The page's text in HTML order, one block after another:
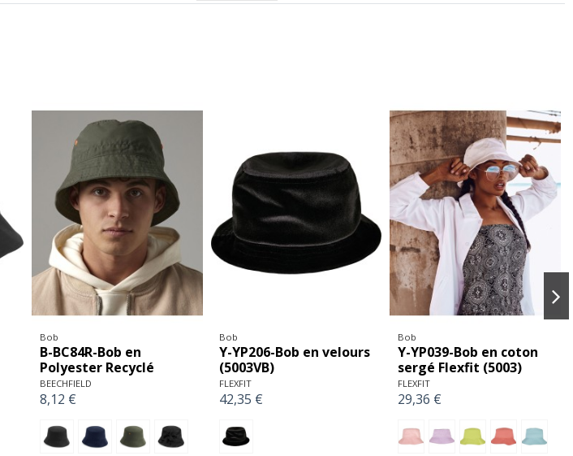
Bob
B-BC84R-Bob en
Polyester Recyclé
BEECHFIELD
8,12 €
Bob
Y-YP206-Bob en velours
(5003VB)
FLEXFIT
42,35 €
Bob
Y-YP039-Bob en coton
sergé Flexfit (5003)
FLEXFIT
29,36 €